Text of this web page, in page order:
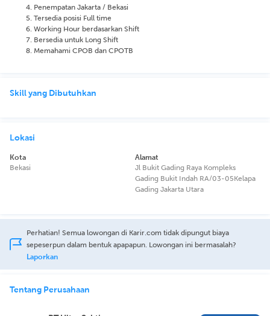
Penempatan Jakarta / Bekasi
Tersedia posisi Full time
Working Hour berdasarkan Shift
Bersedia untuk Long Shift
Memahami CPOB dan CPOTB
Skill yang Dibutuhkan
Lokasi
Kota
Bekasi
Alamat
Jl Bukit Gading Raya Kompleks
Gading Bukit Indah RA/03-05Kelapa
Gading Jakarta Utara
Perhatian! Semua lowongan di Karir.com tidak dipungut biaya
sepeserpun dalam bentuk apapapun. Lowongan ini bermasalah?
Laporkan
Tentang Perusahaan